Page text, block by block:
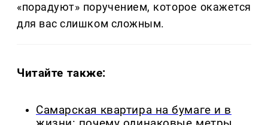
«порадуют» поручением, которое окажется
для вас слишком сложным.
Читайте также:
Самарская квартира на бумаге и в